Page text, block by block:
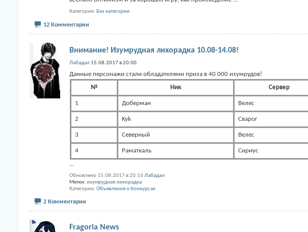
Категории Без категории
12 Комментарии
Внимание! Изумрудная лихорадка 10.08-14.08!
Лабадал 15.08.2017 в 20:00
Данные персонажи стали обладателями приза в 40 000 изумрудов!
№
Ник Сервер
1 Доберман Велес
2 Kyk Сварог
3 Северный Велес
4 Раматкаль
Сириус
Обновлено 15.08.2017 в 20:16 Лабадал
Метки: изумрудная лихорадка
Категории Объявления о Конкурсах
2 Комментарии
Fragoria News